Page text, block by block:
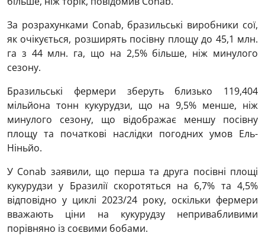
За розрахунками Conab, бразильські виробники сої,
як очікується, розширять посівну площу до 45,1 млн.
га з 44 млн. га, що на 2,5% більше, ніж минулого
сезону.
Бразильські фермери зберуть близько 119,404
мільйона тонн кукурудзи, що на 9,5% менше, ніж
минулого сезону, що відображає меншу посівну
площу та початкові наслідки погодних умов Ель-
Ніньйо.
У Conab заявили, що перша та друга посівні площі
кукурудзи у Бразилії скоротяться на 6,7% та 4,5%
відповідно у циклі 2023/24 року, оскільки фермери
вважають ціни на кукурудзу непривабливими
порівняно із соєвими бобами.